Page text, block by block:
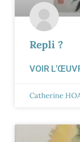
Repli ?
VOIR
Catherine